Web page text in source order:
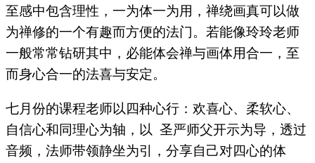
至感中包含理性，一为体一为用，禅绕画真可以做
为禅修的一个有趣而方便的法门。若能像玲玲老师
一般常常钻研其中，必能体会禅与画体用合一，至
而身心合一的法喜与安定。
七月份的课程老师以四种心行：欢喜心、柔软心、
自信心和同理心为轴，以 圣严师父开示为导，透过
音频，法师带领静坐为引，分享自己对四心的体